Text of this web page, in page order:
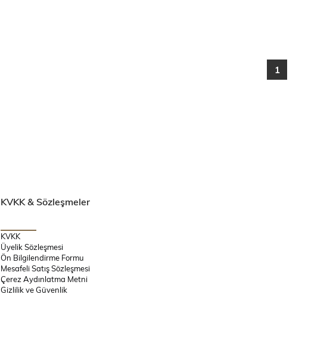
1
KVKK & Sözleşmeler
KVKK
Üyelik Sözleşmesi
Ön Bilgilendirme Formu
Mesafeli Satış Sözleşmesi
Çerez Aydınlatma Metni
Gizlilik ve Güvenlik